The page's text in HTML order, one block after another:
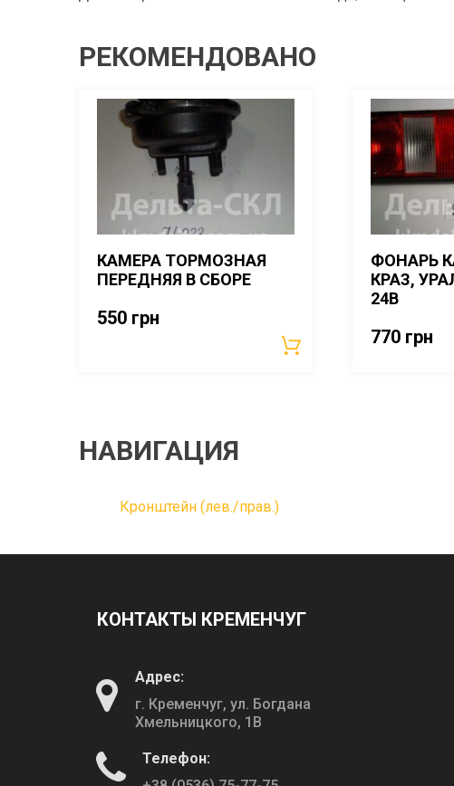
РЕКОМЕНДОВАНО
КАМЕРА ТОРМОЗНАЯ
ПЕРЕДНЯЯ В СБОРЕ
550 грн
ФОНАРЬ
КРАЗ,
24В
770 грн
НАВИГАЦИЯ
Кронштейн (лев./прав.)
КОНТАКТЫ КРЕМЕНЧУГ
Адрес:
г. Кременчуг, ул. Богдана
Хмельницкого, 1В
Телефон: